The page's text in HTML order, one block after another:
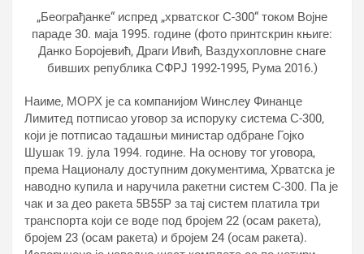
„Београђанке“ испред „хрватског С-300“ током Војне
параде 30. маја 1995. године (фото принтскрин књиге:
Данко Боројевић, Драги Ивић, Ваздухопловне снаге
бивших република СФРЈ 1992-1995, Рума 2016.)
Наиме, МОРХ је са компанијом Wинслеy Финанце
Лимитед потписао уговор за испоруку система С-300,
који је потписао тадашњи министар одбране Гојко
Шушак 19. јула 1994. године. На основу тог уговора,
према Националу доступним документима, Хрватска је
наводно купила и наручила ракетни систем С-300. Па је
чак и за део ракета 5В55Р за тај систем платила три
транспорта који се воде под бројем 22 (осам ракета),
бројем 23 (осам ракета) и бројем 24 (осам ракета).